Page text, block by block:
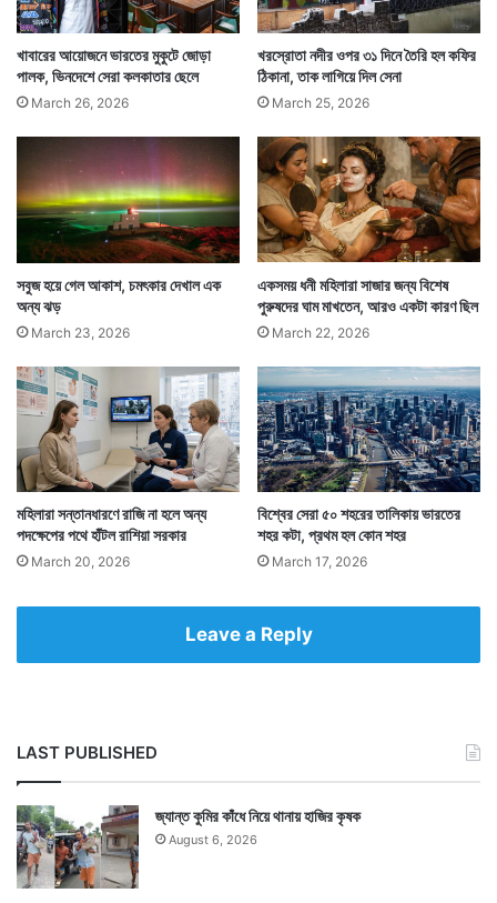
Russia
খাবারের আয়োজনে ভারতের মুকুটে জোড়া
পালক, ভিনদেশে সেরা কলকাতার ছেলে
March 26, 2026
খরস্রোতা নদীর ওপর ৩১ দিনে তৈরি হল কফির
ঠিকানা, তাক লাগিয়ে দিল সেনা
March 25, 2026
সবুজ হয়ে গেল আকাশ, চমৎকার দেখাল এক
অন্য ঝড়
March 23, 2026
একসময় ধনী মহিলারা সাজার জন্য বিশেষ
পুরুষদের ঘাম মাখতেন, আরও একটা কারণ ছিল
March 22, 2026
মহিলারা সন্তানধারণে রাজি না হলে অন্য
পদক্ষেপের পথে হাঁটল রাশিয়া সরকার
March 20, 2026
বিশ্বের সেরা ৫০ শহরের তালিকায় ভারতের
শহর কটা, প্রথম হল কোন শহর
March 17, 2026
Leave a Reply
LAST PUBLISHED
জ্যান্ত কুমির কাঁধে নিয়ে থানায় হাজির কৃষক
August 6, 2026